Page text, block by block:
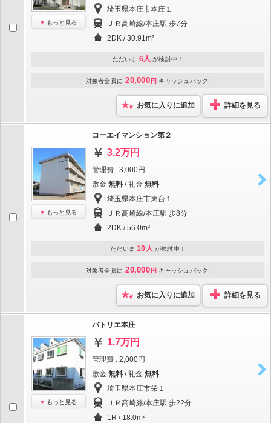
もっと見る
埼玉県本庄市本庄１
ＪＲ高崎線/本庄駅 歩7分
2DK / 30.91m²
ただいま 6人 が検討中！
対象者全員に 20,000 円 キャッシュバック!
お気に入りに追加 詳細を見る
もっと見る
コーエイマンション第２
3.2万円
管理費 : 3,000円
敷金 無料 / 礼金 無料
埼玉県本庄市東台１
ＪＲ高崎線/本庄駅 歩8分
2DK / 56.0m²
ただいま 10人 が検討中！
対象者全員に 20,000 円 キャッシュバック!
お気に入りに追加 詳細を見る
もっと見る
パトリエ本庄
1.7万円
管理費 : 2,000円
敷金 無料 / 礼金 無料
埼玉県本庄市栄１
ＪＲ高崎線/本庄駅 歩22分
1R / 18.0m²